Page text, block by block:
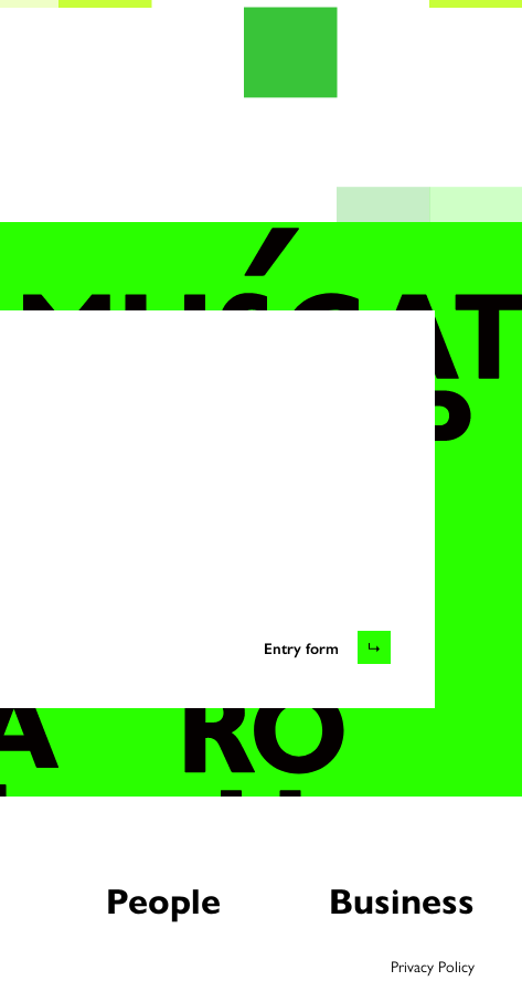
Entry form
People Business
Privacy Policy